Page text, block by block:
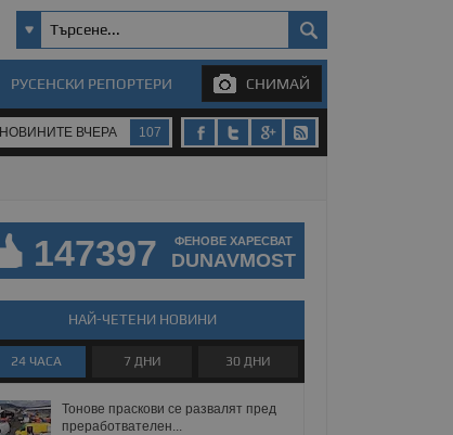
РУСЕНСКИ РЕПОРТЕРИ СНИМАЙ
НОВИНИТЕ ВЧЕРА 107
147397 ФЕНОВЕ ХАРЕСВАТ
DUNAVMOST
НАЙ-ЧЕТЕНИ НОВИНИ
24 ЧАСА 7 ДНИ 30 ДНИ
Тонове праскови се развалят пред
преработвателен...